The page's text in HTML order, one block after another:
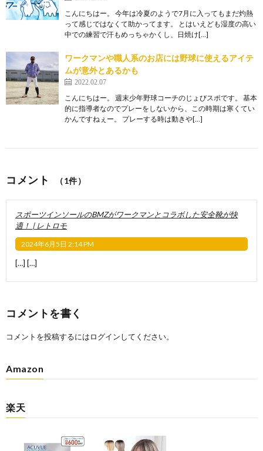
こんにちはー。 今年は冷夏のようで7月に入ってもまだ灼熱
って感じではなくて助かってます。 とはいえども湿度の高い
中での練習で汗もめっちゃかくし、日焼け[…]
ワークマンや職人系のお店には野球に使えるアイテ
ムが意外とあるかも
2022.02.07
こんにちはー。 週末少年野球コーチのじょびスポです。 基本
的に指導者なのでプレーをしないから、この時期は寒くてい
かんですねぇー。 プレーする時は動きや[…]
コメント （1件）
スポーツインソールのBMZがワークマンとコラボした安全靴が快
適！ | レトロモ
2024年6月5日 2:14 PM
[…] […]
コメントを書く
コメントを投稿するにはログインしてください。
Amazon
楽天